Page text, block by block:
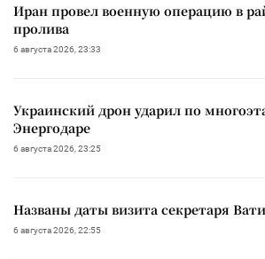
Иран провел военную операцию в
пролива
6 августа 2026, 23:33
Украинский дрон ударил по
Энергодаре
6 августа 2026, 23:25
Названы даты визита секретаря
6 августа 2026, 22:55